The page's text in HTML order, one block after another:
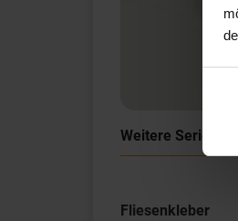
Weitere Serien
Fliesenkleber